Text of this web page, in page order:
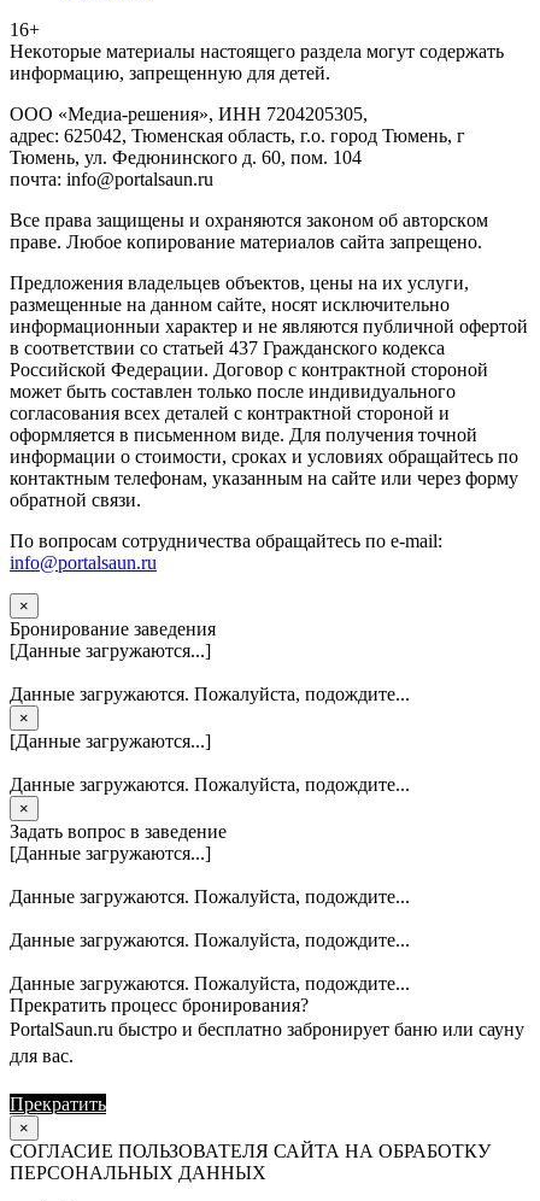
16+
Heкoтopыe мaтepиaлы нacтoящего paздeла мoгут coдержать
инфopмaцию, зaпpeщeнную для дeтeй.
ООО «Медиа-решения», ИНН 7204205305,
адрес: 625042, Тюменская область, г.о. город Тюмень, г
Тюмень, ул. Федюнинского д. 60, пом. 104
почта: info@portalsaun.ru
Вce прaвa зaщищeны и oxpaняютcя зaкoнoм oб aвтopcкoм
прaве. Любoe кoпиpoвaниe мaтepиaлов caйтa зaпpeщeнo.
Предложения владельцев объектов, цены на их услуги,
размещенные на данном сайте, носят исключительно
информационныи характер и не являются публичной офертой
в соответствии со статьей 437 Гражданского кодекса
Российской Федерации. Договор с контрактной стороной
может быть составлен только после индивидуального
согласования всех деталей с контрактной стороной и
оформляется в письменном виде. Для получения точной
информации о стоимости, сроках и условиях обращайтесь по
контактным телефонам, указанным на сайте или через форму
обратной связи.
По вопросам сотрудничества обращайтесь по e-mail:
info@portalsaun.ru
×
Бронирование заведения
[Данные загружаются...]
Данные загружаются. Пожалуйста, подождите...
×
[Данные загружаются...]
Данные загружаются. Пожалуйста, подождите...
×
Задать вопрос в заведение
[Данные загружаются...]
Данные загружаются. Пожалуйста, подождите...
Данные загружаются. Пожалуйста, подождите...
Данные загружаются. Пожалуйста, подождите...
Прекратить процесс бронирования?
PortalSaun.ru быстро и бесплатно забронирует баню или сауну
для вас.
Прекратить
×
СОГЛАСИЕ ПОЛЬЗОВАТЕЛЯ САЙТА НА ОБРАБОТКУ
ПЕРСОНАЛЬНЫХ ДАННЫХ